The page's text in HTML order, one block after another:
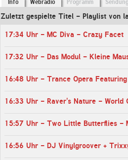
Info Webradio Programm
Zuletzt gespielte Titel - Playlist von
17:34 Uhr - MC Diva - Crazy Facet
17:32 Uhr - Das Modul - Kleine
16:33 Uhr - Raver's Nature - World